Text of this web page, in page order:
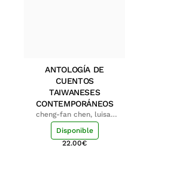
ANTOLOGÍA DE
CUENTOS
TAIWANESES
CONTEMPORÁNEOS
cheng-fan chen, luisa;
shu-ying chang, luisa
Disponible
22.00€